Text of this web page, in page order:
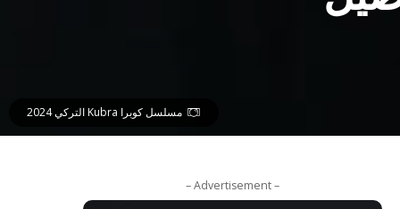
مسلسل كوبرا Kubra التركي 2024
– Advertisement –